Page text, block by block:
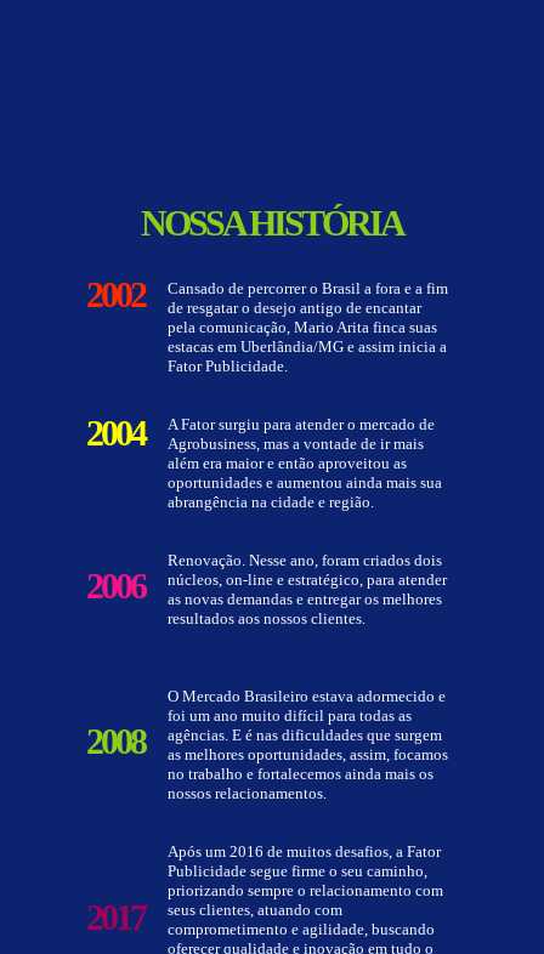
2002
2004
2006
2008
2017
NOSSA HISTÓRIA
Cansado de percorrer o Brasil a fora e a fim
de resgatar o desejo antigo de encantar
pela comunicação, Mario Arita finca suas
estacas em Uberlândia/MG e assim inicia a
Fator Publicidade.
A Fator surgiu para atender o mercado de
Agrobusiness, mas a vontade de ir mais
além era maior e então aproveitou as
oportunidades e aumentou ainda mais sua
abrangência na cidade e região.
Renovação. Nesse ano, foram criados dois
núcleos, on-line e estratégico, para atender
as novas demandas e entregar os melhores
resultados aos nossos clientes.
O Mercado Brasileiro estava adormecido e
foi um ano muito difícil para todas as
agências. E é nas dificuldades que surgem
as melhores oportunidades, assim, focamos
no trabalho e fortalecemos ainda mais os
nossos relacionamentos.
Após um 2016 de muitos desafios, a Fator
Publicidade segue firme o seu caminho,
priorizando sempre o relacionamento com
seus clientes, atuando com
comprometimento e agilidade, buscando
oferecer qualidade e inovação em tudo o